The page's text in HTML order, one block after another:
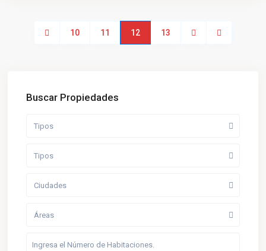
10 11 12 13
Buscar Propiedades
Tipos
Tipos
Ciudades
Áreas